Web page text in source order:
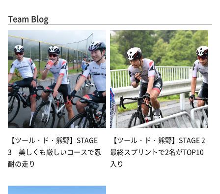
Team Blog
【ツール・ド・熊野】STAGE
3 美しくも厳しいコースで忍
耐の走り
【ツール・ド・熊野】STAGE 2
最終スプリントで2名がTOP10
入り